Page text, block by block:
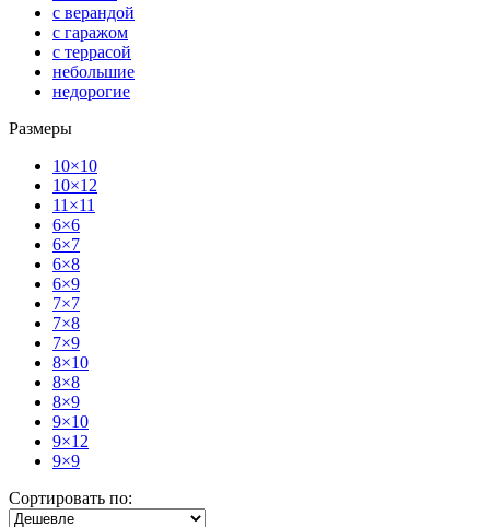
с верандой
с гаражом
с террасой
небольшие
недорогие
Размеры
10×10
10×12
11×11
6×6
6×7
6×8
6×9
7×7
7×8
7×9
8×10
8×8
8×9
9×10
9×12
9×9
Сортировать по: